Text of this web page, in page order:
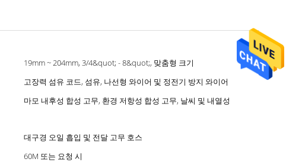
19mm ~ 204mm, 3/4&quot; - 8&quot;, 맞춤형 크기
고장력 섬유 코드, 섬유, 나선형 와이어 및 정전기 방지 와이어
마모 내후성 합성 고무, 환경 저항성 합성 고무, 날씨 및 내열성
대구경 오일 흡입 및 전달 고무 호스
60M 또는 요청 시